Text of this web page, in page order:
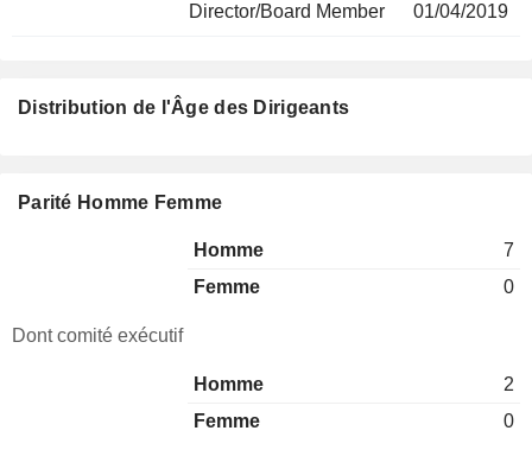
Director/Board Member 01/04/2019
Distribution de l'Âge des Dirigeants
Parité Homme Femme
Homme
7
Femme
0
Dont comité exécutif
Homme
2
Femme
0